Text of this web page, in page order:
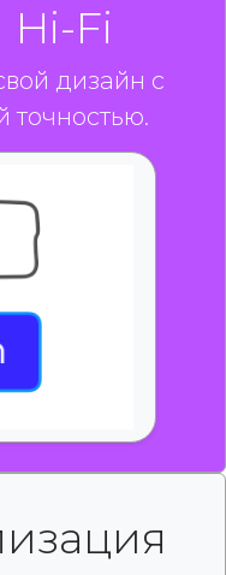
Hi-Fi
дизайн с
точностью.